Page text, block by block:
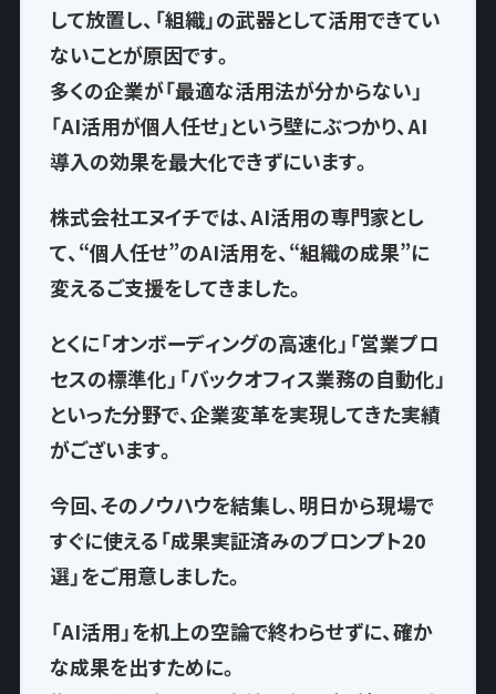
して放置し、 「組織」の武器として活用できてい
ないことが原因です。
多くの企業が「最適な活用法が分からない」
「AI活用が個人任せ」という壁にぶつかり、AI
導入の効果を最大化できずにいます。
株式会社エヌイチでは、AI活用の専門家とし
て、“個人任せ”のAI活用を、“組織の成果”に
変えるご支援をしてきました。
とくに「オンボーディングの高速化」「営業プロ
セスの標準化」「バックオフィス業務の自動化」
といった分野で、企業変革を実現してきた実績
がございます。
今回、そのノウハウを結集し、明日から現場で
すぐに使える「成果実証済みのプロンプト20
選」をご用意しました。
「AI活用」を机上の空論で終わらせずに、確か
な成果を出すために。